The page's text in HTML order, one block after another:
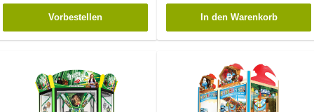
Vorbestellen In den Warenkorb